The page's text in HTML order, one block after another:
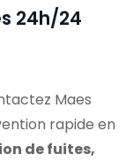
24h/24
Maes
rapide en
de fuites,